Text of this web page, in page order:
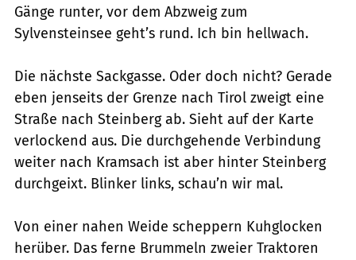
Gänge runter, vor dem Abzweig zum
Sylvensteinsee geht’s rund. Ich bin hellwach.
Die nächste Sackgasse. Oder doch nicht? Gerade
eben jenseits der Grenze nach Tirol zweigt eine
Straße nach Steinberg ab. Sieht auf der Karte
verlockend aus. Die durchgehende Verbindung
weiter nach Kramsach ist aber hinter Steinberg
durchgeixt. Blinker links, schau’n wir mal.
Von einer nahen Weide scheppern Kuhglocken
herüber. Das ferne Brummeln zweier Traktoren